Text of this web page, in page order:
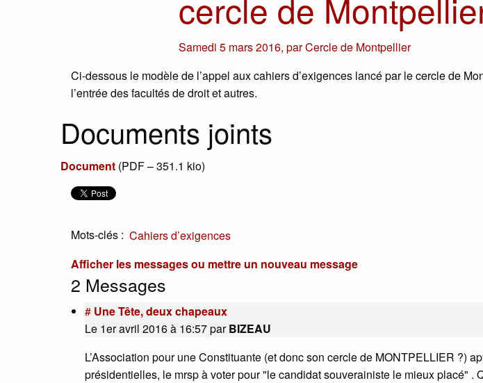
Samedi 5 mars 2016,parCercle de Montpellier
Ci-dessous le modèle de l’appel aux cahiers d’exigences lancé par le cercle de
l’entrée des facultés de droit et autres.
Documents joints
Document (PDF – 351.1 kio)
Mots-clés : Cahiers d’exigences
Afficher les messages ou mettre un nouveau message
2 Messages
# Une Tête, deux chapeaux
Le 1er avril 2016 à 16:57parBIZEAU
L’Association pour une Constituante (et donc son cercle de MONTPELLIER ?)
présidentielles, le mrsp à voter pour "le candidat souverainiste le mieux placé" .